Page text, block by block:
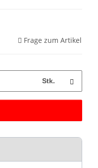
Frage zum Artikel
Stk.